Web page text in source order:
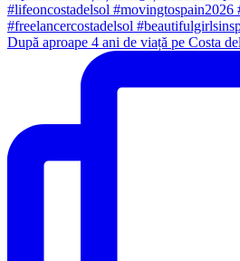
După aproape 4 ani de viață pe Costa